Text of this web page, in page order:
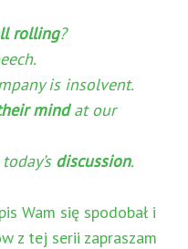
rolling?
is insolvent.
mindat our
discussion.
Wam się spodobał i
z tej serii zapraszam